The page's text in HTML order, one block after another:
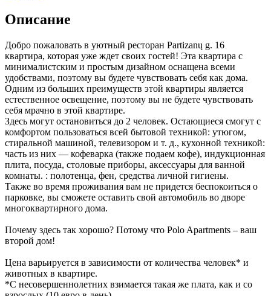
Описание
Добро пожаловать в уютный ресторан Partizanų g. 16
квартира, которая уже ждет своих гостей! Эта квартира с
минималистским и простым дизайном оснащена всеми
удобствами, поэтому вы будете чувствовать себя как дома.
Одним из больших преимуществ этой квартиры является
естественное освещение, поэтому вы не будете чувствовать
себя мрачно в этой квартире.
Здесь могут остановиться до 2 человек. Остающиеся смогут с
комфортом пользоваться всей бытовой техникой: утюгом,
стиральной машиной, телевизором и т. д., кухонной техникой:
часть из них — кофеварка (также подаем кофе), индукционная
плита, посуда, столовые приборы, аксессуары для ванной
комнаты. : полотенца, фен, средства личной гигиены.
Также во время проживания вам не придется беспокоиться о
парковке, вы сможете оставить свой автомобиль во дворе
многоквартирного дома.
Почему здесь так хорошо? Потому что Polo Apartments – ваш
второй дом!
Цена варьируется в зависимости от количества человек* и
животных в квартире.
*С несовершеннолетних взимается такая же плата, как и со